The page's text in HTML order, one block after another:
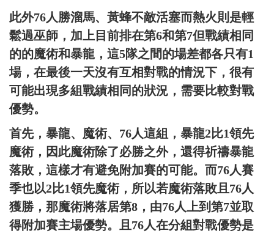
此外76人勝溜馬、黃蜂不敵活塞而熱火則是輕
鬆過巫師，加上目前排在第6和第7但戰績相同
的的魔術和暴龍，這5隊之間的場差都各只有1
場，在最後一天沒有互相對戰的情況下，很有
可能出現多組戰績相同的狀況，需要比較對戰
優勢。
首先，暴龍、魔術、76人這組，暴龍2比1領先
魔術，因此魔術除了必勝之外，還得祈禱暴龍
落敗，這樣才有避免附加賽的可能。而76人賽
季也以2比1領先魔術，所以若魔術落敗且76人
獲勝，那魔術將落居第8，由76人上到第7並取
得附加賽主場優勢。且76人在分組對戰優勢是